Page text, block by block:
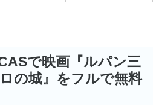
で映画『ルパン三
の城』をフルで無料